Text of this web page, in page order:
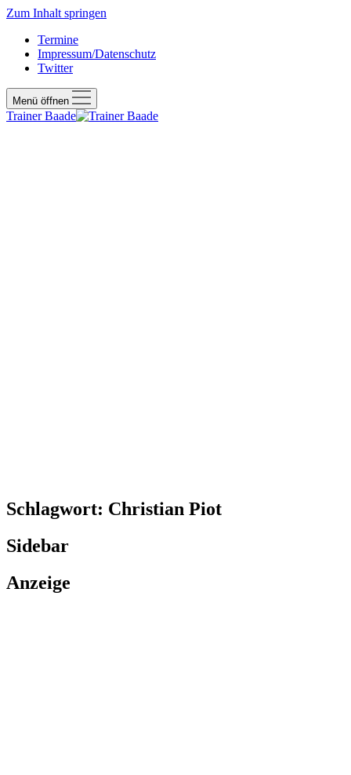
Zum Inhalt springen
Termine
Impressum/Datenschutz
Twitter
Menü öffnen
Trainer Baade
Schlagwort: Christian Piot
Sidebar
Anzeige